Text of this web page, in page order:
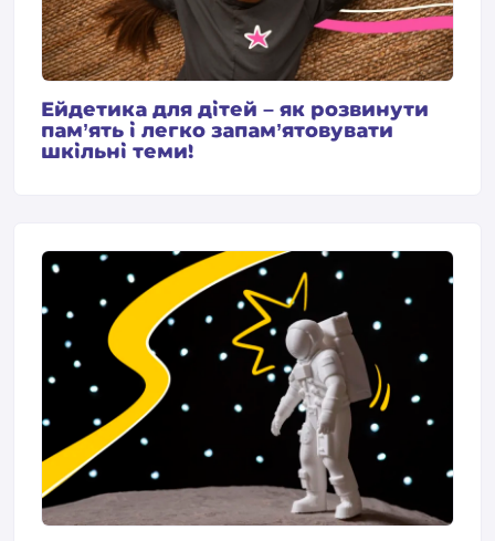
Ейдетика для дітей – як розвинути
пам’ять і легко запам’ятовувати
шкільні теми!